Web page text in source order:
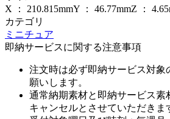
X ： 210.815mmY ： 46.77mmZ ： 4.65
カテゴリ
ミニチュア
即納サービスに関する注意事項
注文時は必ず即納サービス対象
願いします。
通常納期素材と即納サービス素
キャンセルとさせていただきま